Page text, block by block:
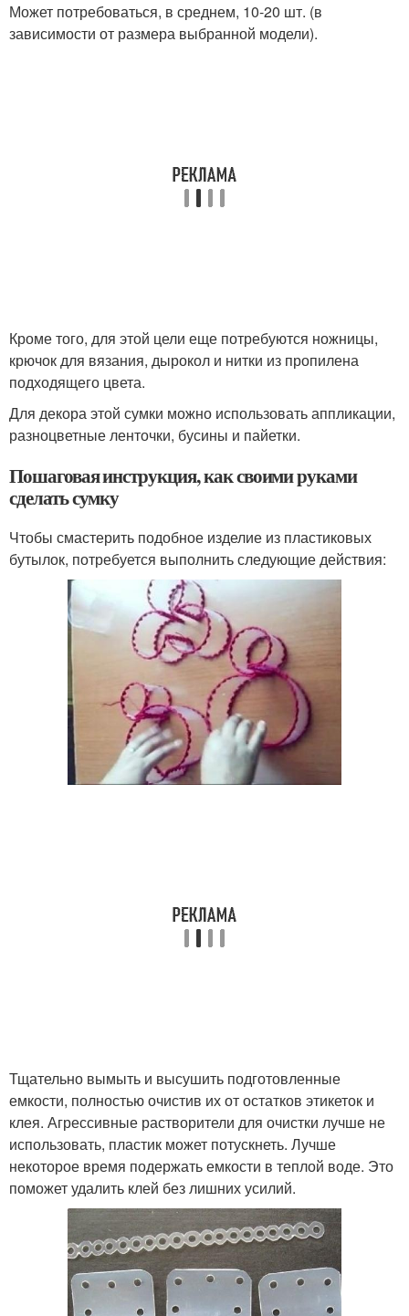
Может потребоваться, в среднем, 10-20 шт. (в
зависимости от размера выбранной модели).
Кроме того, для этой цели еще потребуются ножницы,
крючок для вязания, дырокол и нитки из пропилена
подходящего цвета.
Для декора этой сумки можно использовать аппликации,
разноцветные ленточки, бусины и пайетки.
Пошаговая инструкция, как своими руками
сделать сумку
Чтобы смастерить подобное изделие из пластиковых
бутылок, потребуется выполнить следующие действия:
Тщательно вымыть и высушить подготовленные
емкости, полностью очистив их от остатков этикеток и
клея. Агрессивные растворители для очистки лучше не
использовать, пластик может потускнеть. Лучше
некоторое время подержать емкости в теплой воде. Это
поможет удалить клей без лишних усилий.